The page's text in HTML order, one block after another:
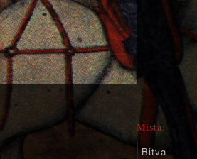
Místa:
Bitva